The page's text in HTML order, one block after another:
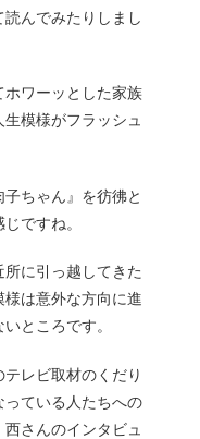
んでみたりしまし
ワーッとした家族
模様がフラッシュ
ちゃん』を彷彿と
ですね。
に引っ越してきた
は意外な方向に進
ところです。
レビ取材のくだり
っている人たちへの
さんのインタビュ